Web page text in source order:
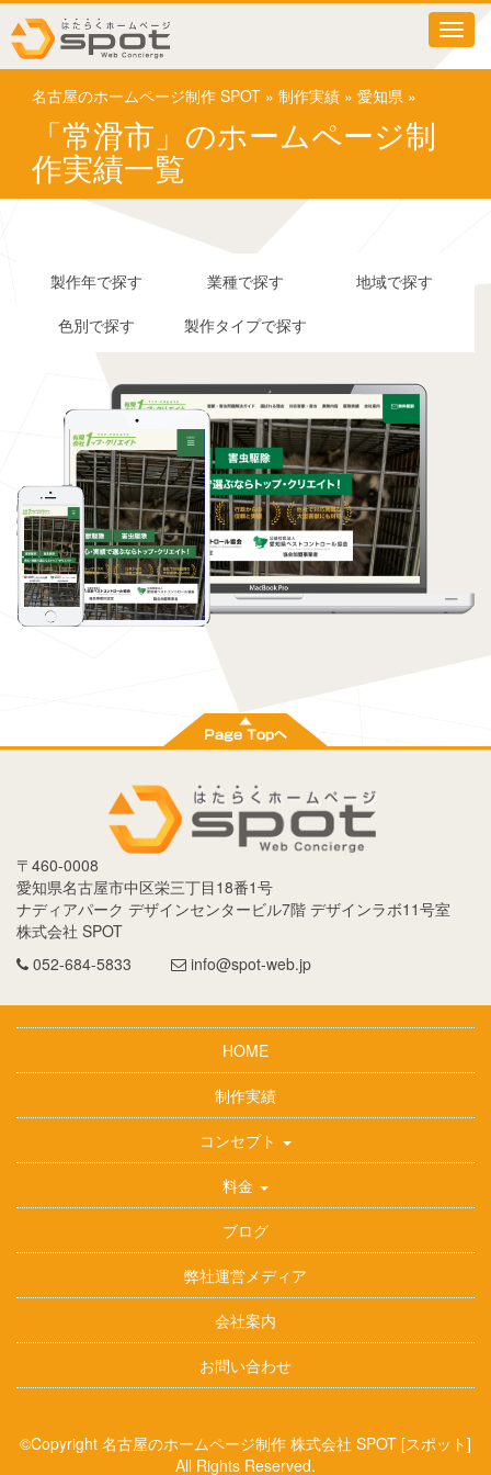
T
o
g
名古屋のホームページ制作 SPOT » 制作実績 » 愛知県 »
「常滑市」のホームページ制
作実績一覧
製作年で探す 業種で探す
地域で探す
色別で探す
製作タイプで探す
〒 460-0008
愛知県名古屋市中区栄三丁目18番1号
ナディアパーク デザインセンタービル7階 デザインラボ11号室
株式会社 SPOT
052-684-5833
info@spot-web.jp
HOME
制作実績
コンセプト
料金
ブログ
弊社運営メディア
会社案内
お問い合わせ
©Copyright 名古屋のホームページ制作 株式会社 SPOT [スポット]
All Rights Reserved.